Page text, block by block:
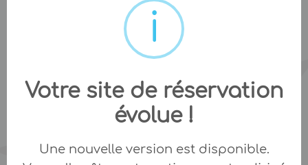
Votre site de réservation
évolue !
Une nouvelle version est disponible.